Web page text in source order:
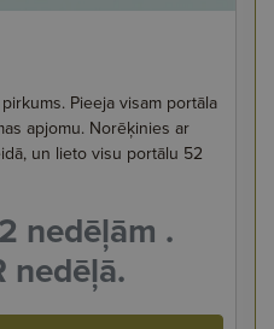
Pieeja visam portāla
apjomu. Norēķinies ar
un lieto visu portālu 52
nedēļām .
nedēļā.